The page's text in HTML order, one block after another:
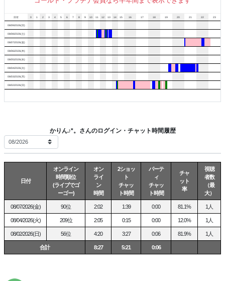
インすることがメインなので見かけたらぜひ
＊服装、コスプレ類、アクセサリー、髪型 リクエストくれたら喜びま
＊待ち合わせのお約束はメッセージまで
お気に入り登録してくれたらとーってもうれしいです
｡*⑅୨୧┈┈┈┈すきなこと┈┈┈┈┈୨୧⑅*｡
・音楽聞くこと
・YouTube見ること
・アニメやドラマみること
・お布団でゴロゴロすること
日付 0 1 2 3 4 5 6 7 8 9 10 11 12 13 14 15 16 17 18 19 20 21 22 23
08/09/2026(日)
08/08/2026(土)
08/07/2026(金)
08/06/2026(木)
08/05/2026(水)
08/04/2026(火)
08/03/2026(月)
08/02/2026(日)
かりん♪*。さんのログイン・チャット時間履歴
日付
オンライン
時間順位
(ライブでゴ
ーゴー)
オン
ライ
ン
時間
2ショッ
ト
チャッ
ト時間
パーテ
ィ
チャッ
ト時間
チャ
ット
率
視聴
者数
（最
大）
08/07/2026(金) 90位 2:02 1:39 0:00 81.1% 1人
08/04/2026(火) 209位 2:05 0:15 0:00 12.0% 1人
08/02/2026(日) 56位 4:20 3:27 0:06 81.9% 1人
合計 8:27 5:21 0:06